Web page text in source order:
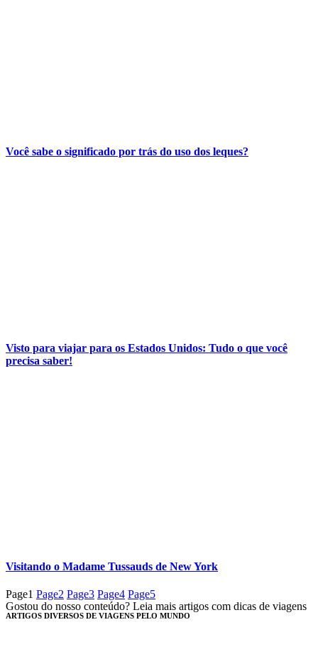
Você sabe o significado por trás do uso dos leques?
Visto para viajar para os Estados Unidos: Tudo o que você
precisa saber!
Visitando o Madame Tussauds de New York
Page1 Page2 Page3 Page4 Page5
Gostou do nosso conteúdo? Leia mais artigos com dicas de viagens
ARTIGOS DIVERSOS DE VIAGENS PELO MUNDO​